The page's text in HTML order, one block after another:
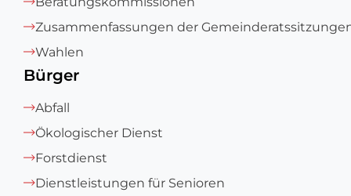
Zusammenfassungen der
Wahlen
Bürger
Abfall
Ökologischer Dienst
Forstdienst
Dienstleistungen für Senioren